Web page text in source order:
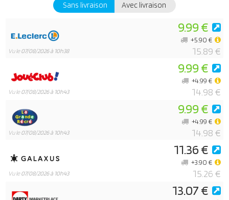
Sans livraison Avec livraison
Vu le07/08/2026 à 10h38
9.99 €
15.89 €
+5.90 €
Vu le07/08/2026 à 10h43
9.99 €
14.98 €
+4.99 €
Vu le07/08/2026 à 10h43
9.99 €
14.98 €
+4.99 €
Vu le07/08/2026 à 10h43
11.36 €
15.26 €
+3.90 €
13.07 €